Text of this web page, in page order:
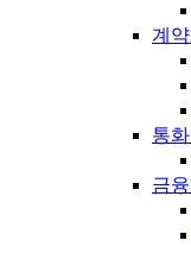
계
통
금